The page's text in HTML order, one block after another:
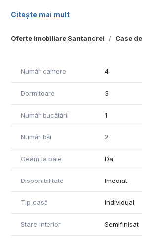
Oferte imobiliare Santandrei Case
sticle, gard din placi de beton pe 3 laturi.
Compusa din: 3 dormitoare, living,
Suprafata construită : 144 mp
Suprafata teren: 500 mp
Pret: 134800 euro negociabil
Tel: 0371 780 037
Citește mai mult
Număr camere 4
Dormitoare 3
Număr bucătării 1
Număr băi 2
Geam la baie Da
Disponibilitate Imediat
Tip casă Individual
Stare interior Semifinisat